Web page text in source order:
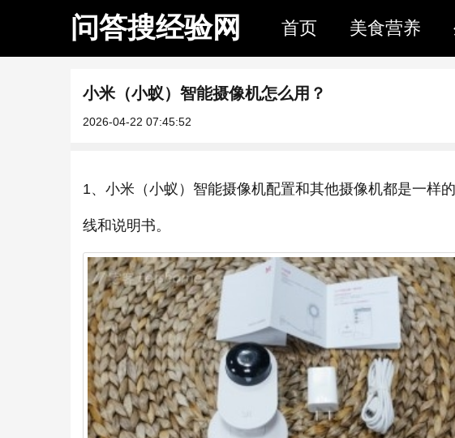
问答搜经验网 首页 美食营养
小米（小蚁）智能摄像机怎么用？
2026-04-22 07:45:52
1、小米（小蚁）智能摄像机配置和其他摄像机都是一样
线和说明书。